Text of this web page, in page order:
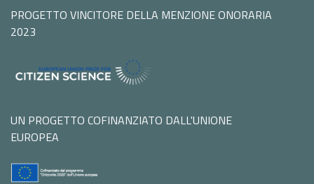
PROGETTO VINCITORE DELLA MENZIONE ONORARIA
2023
UN PROGETTO COFINANZIATO DALL'UNIONE
EUROPEA